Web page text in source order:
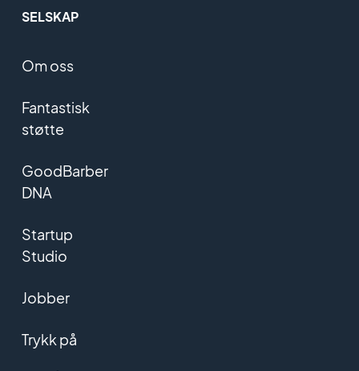
SELSKAP
Om oss
Fantastisk
støtte
GoodBarber
DNA
Startup
Studio
Jobber
Trykk på